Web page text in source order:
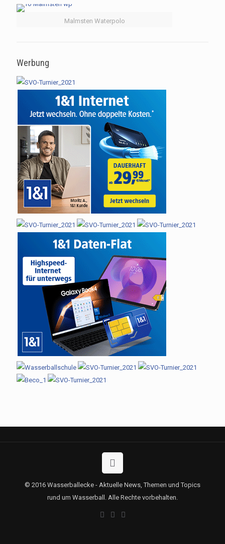
Malmsten Waterpolo
Werbung
© 2016 Wasserballecke - Aktuelle News, Themen und Topics
rund um Wasserball. Alle Rechte vorbehalten.